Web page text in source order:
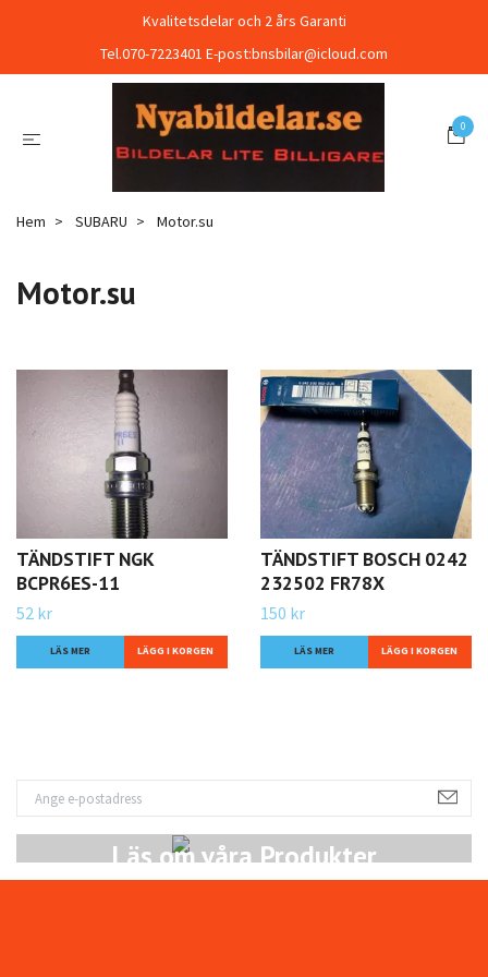
Kvalitetsdelar och 2 års Garanti
Tel.070-7223401 E-post:bnsbilar@icloud.com
0
Läs om våra Produkter
Hem SUBARU Motor.su
Motor.su
TÄNDSTIFT NGK
BCPR6ES-11
52 kr
LÄS MER
TÄNDSTIFT BOSCH 0242
232502 FR78X
150 kr
LÄS MER